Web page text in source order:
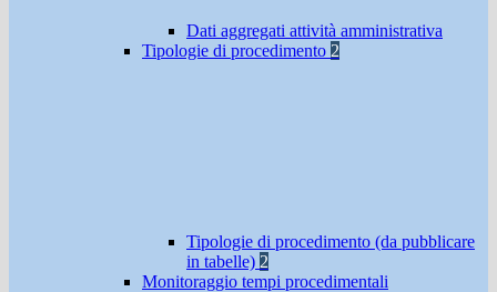
Dati aggregati attività amministrativa
Tipologie di procedimento 2
Tipologie di procedimento (da pubblicare
in tabelle) 2
Monitoraggio tempi procedimentali